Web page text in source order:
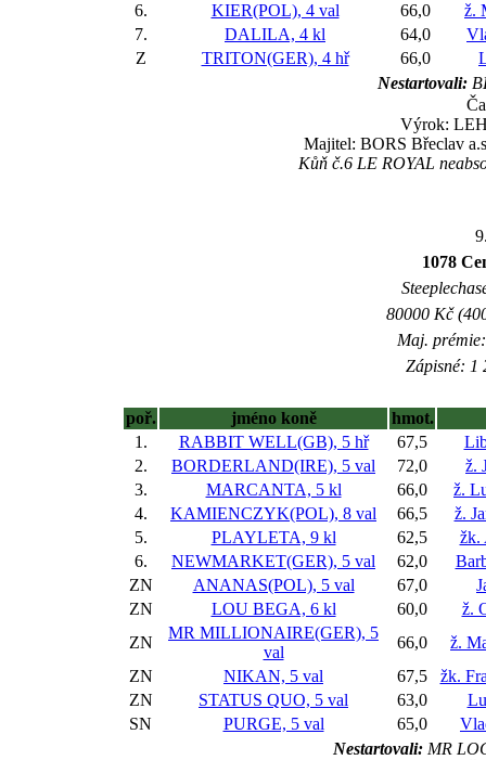
6.
KIER(POL), 4 val 66,0
ž.
7.
DALILA, 4 kl 64,0
Z
TRITON(GER), 4 hř 66,0
Nestartovali:
Výrok:
Majitel: BORS Břeclav
Kůň č.6 LE ROYAL
1078
80000 Kč
Maj.
Zápisné: 1
poř. jméno koně
hmot.
1.
RABBIT WELL(GB), 5 hř 67,5
2.
BORDERLAND(IRE), 5 val 72,0
ž.
3.
MARCANTA, 5 kl 66,0
ž.
4.
KAMIENCZYK(POL), 8 val 66,5
ž.
5.
PLAYLETA, 9 kl 62,5
žk.
6.
NEWMARKET(GER), 5 val 62,0
ZN
ANANAS(POL), 5 val 67,0
ZN
LOU BEGA, 6 kl 60,0
ž.
ZN
MR MILLIONAIRE(GER), 5
val
66,0
ž.
ZN
NIKAN, 5 val 67,5
žk.
ZN
STATUS QUO, 5 val 63,0
SN
PURGE, 5 val 65,0
Nestartovali: MR